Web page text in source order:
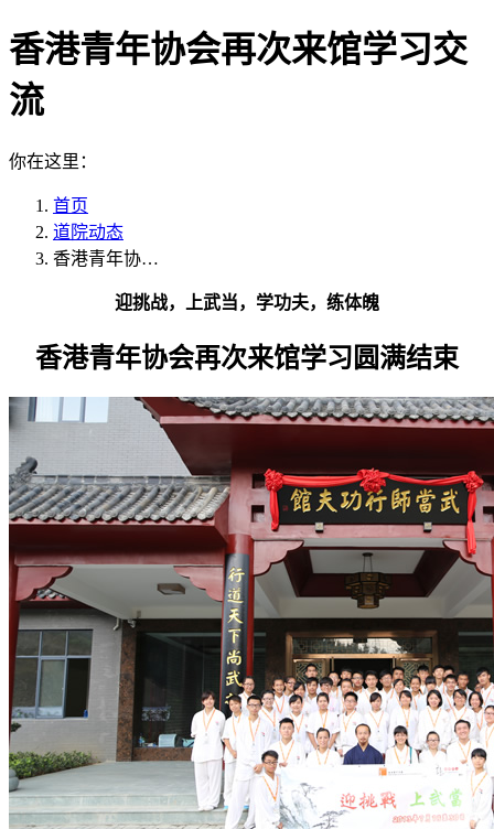
香港青年协会再次来馆学习交
流
你在这里：
首页
道院动态
香港青年协…
迎挑战，上武当，学功夫，练体魄
香港青年协会再次来馆学习圆满结束